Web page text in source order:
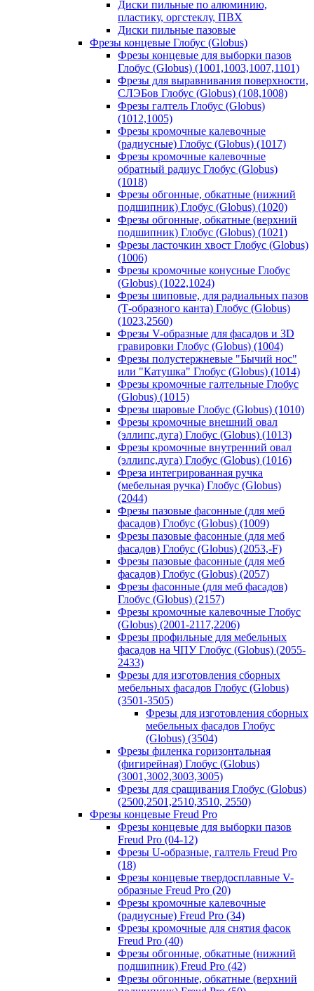
Диски пильные по алюминию,
пластику, оргстеклу, ПВХ
Диски пильные пазовые
Фрезы концевые Глобус (Globus)
Фрезы концевые для выборки пазов
Глобус (Globus) (1001,1003,1007,1101)
Фрезы для выравнивания поверхности,
СЛЭБов Глобус (Globus) (108,1008)
Фрезы галтель Глобус (Globus)
(1012,1005)
Фрезы кромочные калевочные
(радиусные) Глобус (Globus) (1017)
Фрезы кромочные калевочные
обратный радиус Глобус (Globus)
(1018)
Фрезы обгонные, обкатные (нижний
подшипник) Глобус (Globus) (1020)
Фрезы обгонные, обкатные (верхний
подшипник) Глобус (Globus) (1021)
Фрезы ласточкин хвост Глобус (Globus)
(1006)
Фрезы кромочные конусные Глобус
(Globus) (1022,1024)
Фрезы шиповые, для радиальных пазов
(Т-образного канта) Глобус (Globus)
(1023,2560)
Фрезы V-образные для фасадов и 3D
гравировки Глобус (Globus) (1004)
Фрезы полустержневые "Бычий нос"
или "Катушка" Глобус (Globus) (1014)
Фрезы кромочные галтельные Глобус
(Globus) (1015)
Фрезы шаровые Глобус (Globus) (1010)
Фрезы кромочные внешний овал
(эллипс,дуга) Глобус (Globus) (1013)
Фрезы кромочные внутренний овал
(эллипс,дуга) Глобус (Globus) (1016)
Фреза интегрированная ручка
(мебельная ручка) Глобус (Globus)
(2044)
Фрезы пазовые фасонные (для меб
фасадов) Глобус (Globus) (1009)
Фрезы пазовые фасонные (для меб
фасадов) Глобус (Globus) (2053,-F)
Фрезы пазовые фасонные (для меб
фасадов) Глобус (Globus) (2057)
Фрезы фасонные (для меб фасадов)
Глобус (Globus) (2157)
Фрезы кромочные калевочные Глобус
(Globus) (2001-2117,2206)
Фрезы профильные для мебельных
фасадов на ЧПУ Глобус (Globus) (2055-
2433)
Фрезы для изготовления сборных
мебельных фасадов Глобус (Globus)
(3501-3505)
Фрезы для изготовления сборных
мебельных фасадов Глобус
(Globus) (3504)
Фрезы филенка горизонтальная
(фигирейная) Глобус (Globus)
(3001,3002,3003,3005)
Фрезы для сращивания Глобус (Globus)
(2500,2501,2510,3510, 2550)
Фрезы концевые Freud Pro
Фрезы концевые для выборки пазов
Freud Pro (04-12)
Фрезы U-образные, галтель Freud Pro
(18)
Фрезы концевые твердосплавные V-
образные Freud Pro (20)
Фрезы кромочные калевочные
(радиусные) Freud Pro (34)
Фрезы кромочные для снятия фасок
Freud Pro (40)
Фрезы обгонные, обкатные (нижний
подшипник) Freud Pro (42)
Фрезы обгонные, обкатные (верхний